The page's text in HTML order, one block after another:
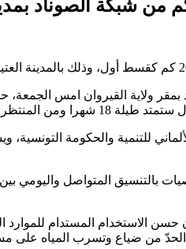
بمقر ولاية القيروان امس
بالتنسيق المتواصل واليومي
المستدام للموارد